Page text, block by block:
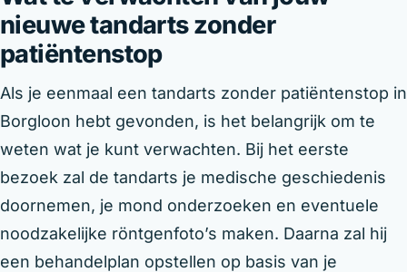
nieuwe tandarts zonder
patiëntenstop
Als je eenmaal een tandarts zonder patiëntenstop in
Borgloon hebt gevonden, is het belangrijk om te
weten wat je kunt verwachten. Bij het eerste
bezoek zal de tandarts je medische geschiedenis
doornemen, je mond onderzoeken en eventuele
noodzakelijke röntgenfoto’s maken. Daarna zal hij
een behandelplan opstellen op basis van je